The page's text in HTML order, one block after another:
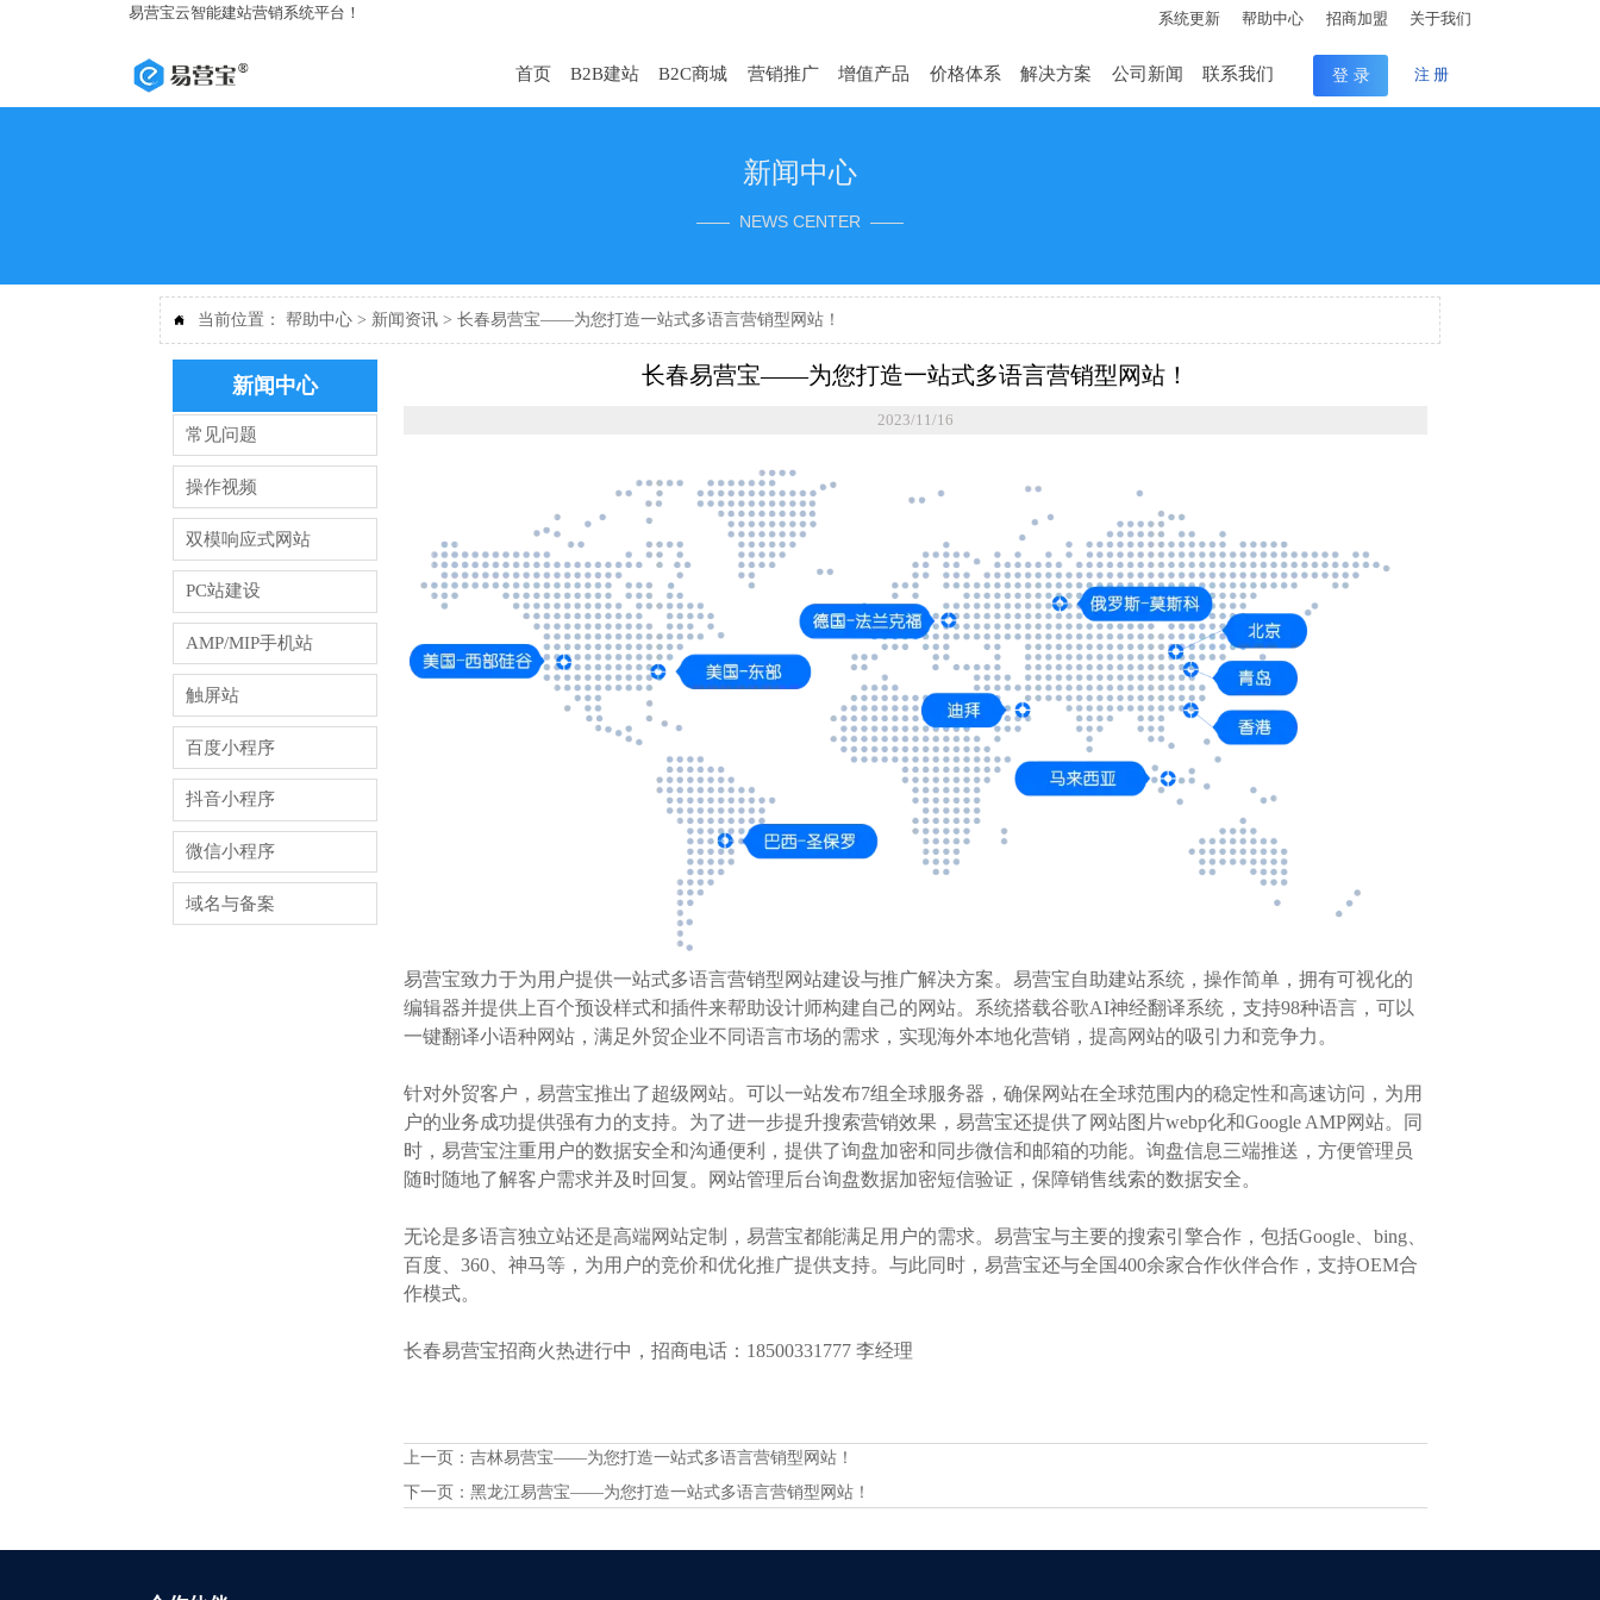
易营宝云智能建站营销系统平台！ 系统更新 帮助中心 招商加盟 关于我们
首页 B2B建站 B2C商城 营销推广 增值产品 价格体系 解决方案 公司新闻 联系我们 登 录 注 册
新闻中心
—— NEWS CENTER ——
 当前位置：帮助中心 > 新闻资讯 >长春易营宝——为您打造一站式多语言营销型网站！
新闻中心
常见问题
操作视频
双模响应式网站
PC站建设
AMP/MIP手机站
触屏站
百度小程序
抖音小程序
微信小程序
域名与备案
长春易营宝——为您打造一站式多语言营销型网站！
2023/11/16
易营宝致力于为用户提供一站式多语言营销型网站建设与推广解决方案。易营宝自助建站系统，操作简单，拥有可视化的
编辑器并提供上百个预设样式和插件来帮助设计师构建自己的网站。系统搭载谷歌AI神经翻译系统，支持98种语言，可以
一键翻译小语种网站，满足外贸企业不同语言市场的需求，实现海外本地化营销，提高网站的吸引力和竞争力。
针对外贸客户，易营宝推出了超级网站。可以一站发布7组全球服务器，确保网站在全球范围内的稳定性和高速访问，为用
户的业务成功提供强有力的支持。为了进一步提升搜索营销效果，易营宝还提供了网站图片webp化和Google AMP网站。同
时，易营宝注重用户的数据安全和沟通便利，提供了询盘加密和同步微信和邮箱的功能。询盘信息三端推送，方便管理员
随时随地了解客户需求并及时回复。网站管理后台询盘数据加密短信验证，保障销售线索的数据安全。
无论是多语言独立站还是高端网站定制，易营宝都能满足用户的需求。易营宝与主要的搜索引擎合作，包括Google、bing、
百度、360、神马等，为用户的竞价和优化推广提供支持。与此同时，易营宝还与全国400余家合作伙伴合作，支持OEM合
作模式。
长春易营宝招商火热进行中，招商电话：18500331777 李经理
上一页： 吉林易营宝——为您打造一站式多语言营销型网站！
下一页： 黑龙江易营宝——为您打造一站式多语言营销型网站！